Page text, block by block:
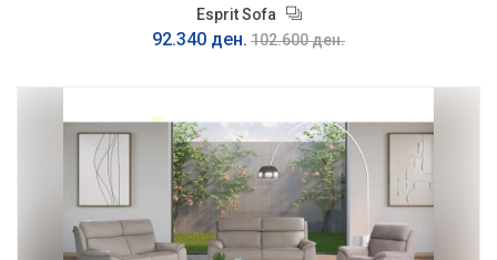
Esprit Sofa
92.340 ден. 102.600 ден.